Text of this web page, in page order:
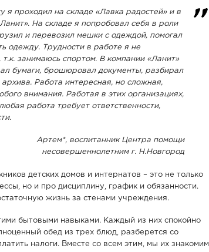
я проходил на складе «Лавка радостей» и в
На складе я попробовал себя в роли
и перевозил мешки с одеждой, помогал
одежду. Трудности в работе я не
т.к. занимаюсь спортом. В компании «Ланит»
бумаги, брошюровал документы, разбирал
архива. Работа интересная, но сложная,
внимания. Работая в этих организациях,
работа требует ответственности,
Артем*, воспитанник Центра помощи
несовершеннолетним г. Н.Новгород
детских домов и интернатов – это не только
но и про дисциплину, график и обязанности.
жизнь за стенами учреждения.
бытовыми навыками. Каждый из них спокойно
обед из трех блюд, разберется со
налоги. Вместе со всем этим, мы их знакомим